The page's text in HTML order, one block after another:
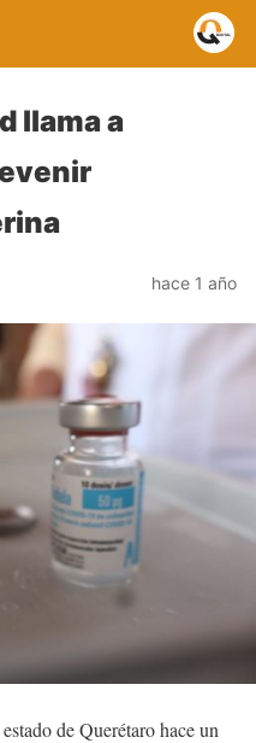
llama a
hace 1 año
de Querétaro hace un